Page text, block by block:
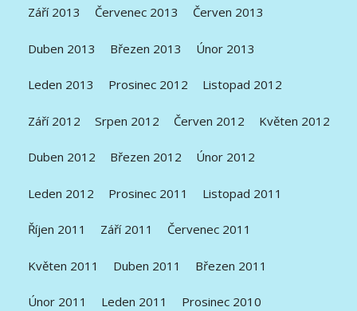
Září 2013 Červenec 2013 Červen 2013
Duben 2013 Březen 2013 Únor 2013
Leden 2013 Prosinec 2012 Listopad 2012
Září 2012 Srpen 2012 Červen 2012 Květen 2012
Duben 2012 Březen 2012 Únor 2012
Leden 2012 Prosinec 2011 Listopad 2011
Říjen 2011 Září 2011 Červenec 2011
Květen 2011 Duben 2011 Březen 2011
Únor 2011 Leden 2011 Prosinec 2010